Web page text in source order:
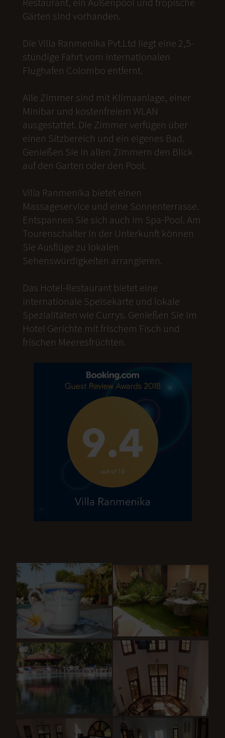
Gärten sind vorhanden.
Die Villa Ranmenika Pvt.Ltd liegt eine 2,5-
stündige Fahrt vom internationalen
Flughafen Colombo entfernt.
Alle Zimmer sind mit Klimaanlage, einer
Minibar und kostenfreiem WLAN
ausgestattet. Die Zimmer verfügen über
einen Sitzbereich und ein eigenes Bad.
Genießen Sie in allen Zimmern den Blick
auf den Garten oder den Pool.
Villa Ranmenika bietet einen
Massageservice und eine Sonnenterrasse.
Entspannen Sie sich auch im Spa-Pool. Am
Tourenschalter in der Unterkunft können
Sie Ausflüge zu lokalen
Sehenswürdigkeiten arrangieren.
Das Hotel-Restaurant bietet eine
internationale Speisekarte und lokale
Spezialitäten wie Currys. Genießen Sie im
Hotel Gerichte mit frischem Fisch und
frischen Meeresfrüchten.